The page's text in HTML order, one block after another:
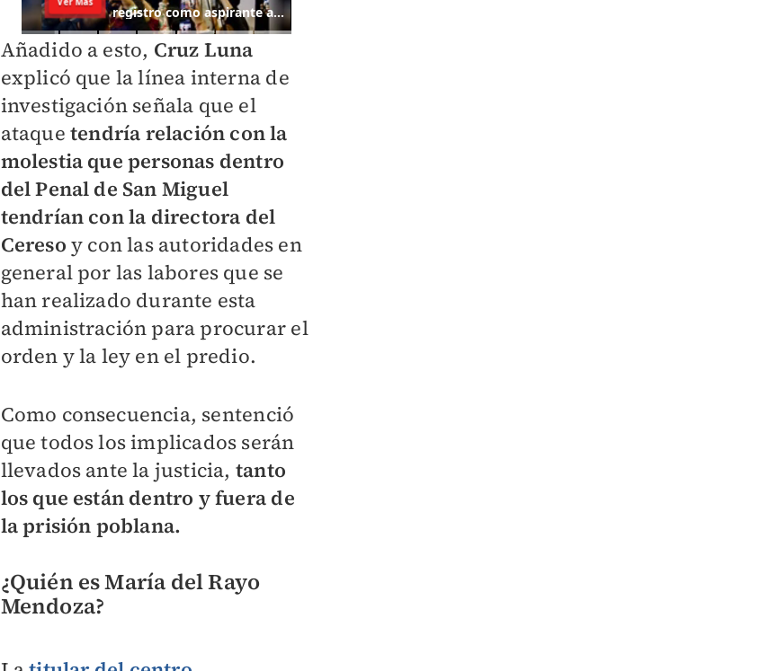
Añadido a esto, Cruz Luna
explicó que la línea interna de
investigación señala que el
ataque tendría relación con la
molestia que personas dentro
del Penal de San Miguel
tendrían con la directora del
Cereso y con las autoridades en
general por las labores que se
han realizado durante esta
administración para procurar el
orden y la ley en el predio.
Como consecuencia, sentenció
que todos los implicados serán
llevados ante la justicia, tanto
los que están dentro y fuera de
la prisión poblana.
¿Quién es María del Rayo
Mendoza?